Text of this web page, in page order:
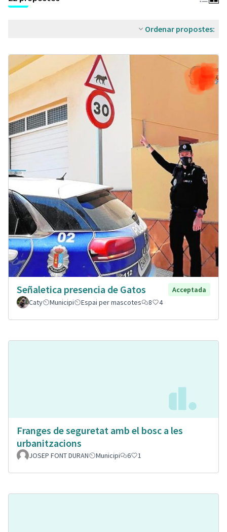
Ordenar propostes:
Señaletica presencia de Gatos
Acceptada
Caty
Municipi Espai per mascotes 8 4
Franges de seguretat amb el bosc a les
urbanitzacions
JOSEP FONT DURAN Municipi 6 1